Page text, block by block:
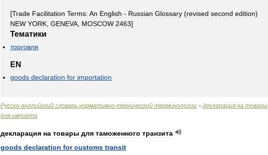
[Trade Facilitation Terms: An English - Russian Glossary (revised second edition)
NEW YORK GENEVA MOSCOW 2463]
Тематики
торговля
EN
goods declaration for importation
Русско-английский словарь нормативно-технической терминологии > декларация на товары
для импорта
декларация на товары для таможенного транзита
goods declaration for customs transit